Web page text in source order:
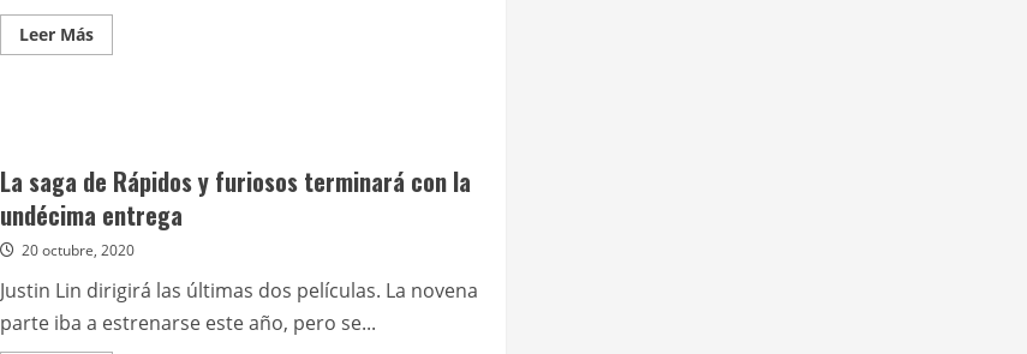
Leer MásLeer
más
de
Wicked
La saga de Rápidos y furiosos terminará con la
undécima entrega
20 octubre, 2020
Justin Lin dirigirá las últimas dos películas. La novena
parte iba a estrenarse este año, pero se...